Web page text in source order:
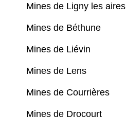
Mines de Ligny les aires
Mines de Béthune
Mines de Liévin
Mines de Lens
Mines de Courrières
Mines de Drocourt